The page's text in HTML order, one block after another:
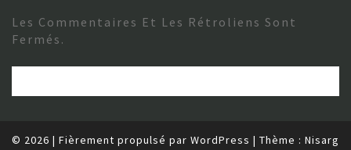
Les Commentaires Et Les Rétroliens Sont
Fermés.
© 2026 | Fièrement propulsé par WordPress | Thème : Nisarg